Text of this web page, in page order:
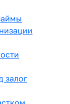
залог